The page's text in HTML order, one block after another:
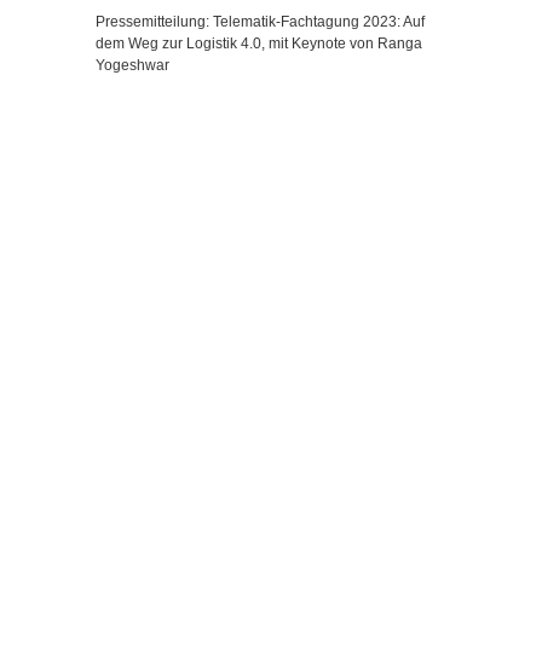
Pressemitteilung: Telematik-Fachtagung 2023: Auf
dem Weg zur Logistik 4.0, mit Keynote von Ranga
Yogeshwar